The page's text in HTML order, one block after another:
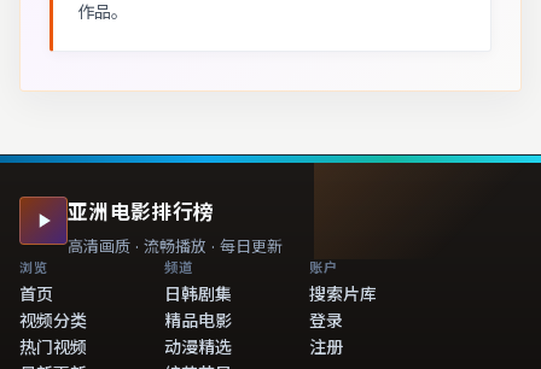
作品。
亚洲电影排行榜
高清画质 · 流畅播放 · 每日更新
浏览
首页
视频分类
热门视频
频道
日韩剧集
精品电影
动漫精选
账户
搜索片库
登录
注册